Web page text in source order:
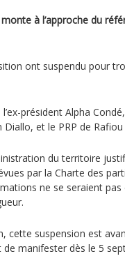
à l’approche du
ont suspendu pour
président Alpha
et le PRP de Rafiou
du territoire
par la Charte des
ne se seraient
cette suspension est
de manifester dès le 5